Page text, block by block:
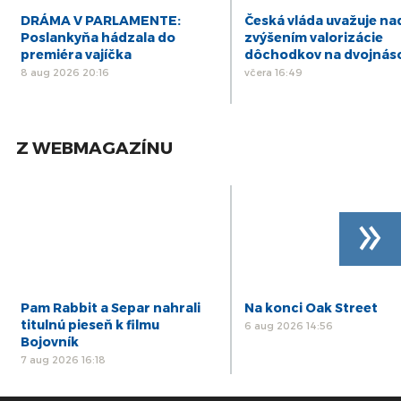
DRÁMA V PARLAMENTE:
Poslankyňa hádzala do
premiéra vajíčka
8 aug 2026 20:16
Česká vláda uvažuje
zvýšením valorizácie
dôchodkov na
včera 16:49
Z WEBMAGAZÍNU
Pam Rabbit a Separ nahrali
titulnú pieseň k filmu
Bojovník
7 aug 2026 16:18
Na konci Oak Street
6 aug 2026 14:56
»